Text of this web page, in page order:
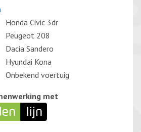
laten.
Honda Civic 3dr
Peugeot 208
Dacia Sandero
Hyundai Kona
Onbekend voertuig
met